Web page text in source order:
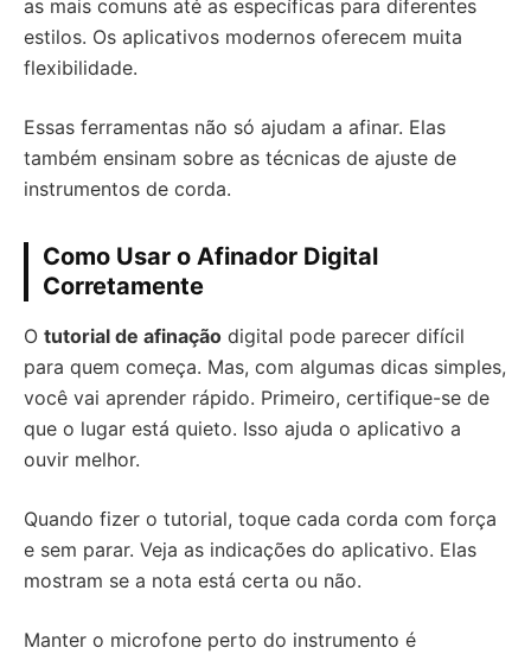
as mais comuns até as específicas para diferentes
estilos. Os aplicativos modernos oferecem muita
flexibilidade.
Essas ferramentas não só ajudam a afinar. Elas
também ensinam sobre as técnicas de ajuste de
instrumentos de corda.
Como Usar o Afinador Digital
Corretamente
O tutorial de afinação digital pode parecer difícil
para quem começa. Mas, com algumas dicas simples,
você vai aprender rápido. Primeiro, certifique-se de
que o lugar está quieto. Isso ajuda o aplicativo a
ouvir melhor.
Quando fizer o tutorial, toque cada corda com força
e sem parar. Veja as indicações do aplicativo. Elas
mostram se a nota está certa ou não.
Manter o microfone perto do instrumento é